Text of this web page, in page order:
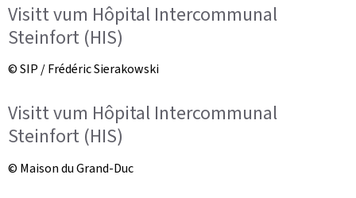
Visitt vum Hôpital Intercommunal
Steinfort (HIS)
© SIP / Frédéric Sierakowski
Visitt vum Hôpital Intercommunal
Steinfort (HIS)
© Maison du Grand-Duc